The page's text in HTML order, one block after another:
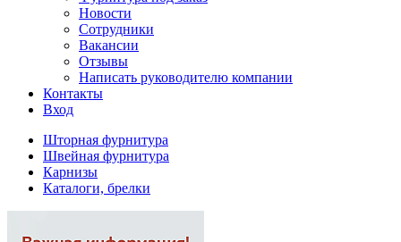
Новости
Сотрудники
Вакансии
Отзывы
Написать руководителю компании
Контакты
Вход
Шторная фурнитура
Швейная фурнитура
Карнизы
Каталоги, брелки